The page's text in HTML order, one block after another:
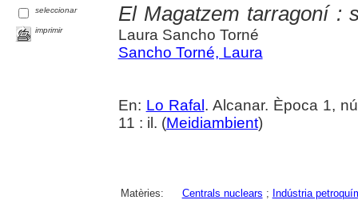
seleccionar
imprimir
El Magatzem tarragoní :
Laura Sancho Torné
Sancho Torné, Laura
En: Lo Rafal . Alcanar. Època 1,
11 : il. (Meidiambient)
Matèries: Centrals nuclears ; Indústria